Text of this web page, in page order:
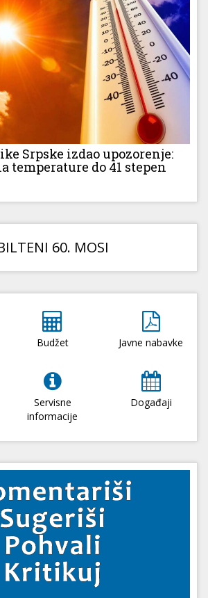
Srpske izdao upozorenje:
temperature do 41 stepen
60. MOSI
Budžet Javne nabavke
Servisne
informacije
Događaji